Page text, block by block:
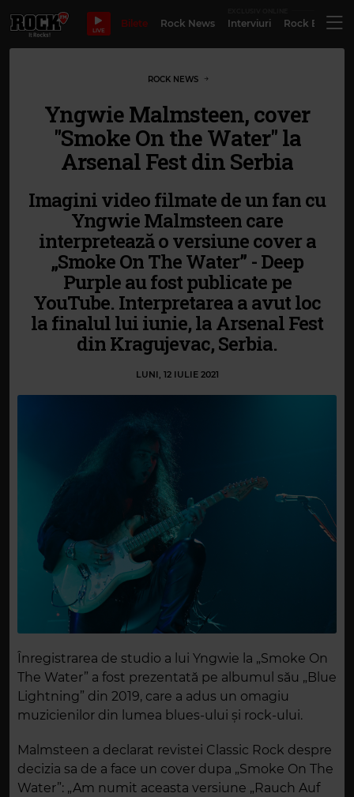
LIVE
Bilete Rock News Interviuri Rock
ROCK NEWS
Yngwie Malmsteen, cover
"Smoke On the Water" la
Arsenal Fest din Serbia
Imagini video filmate de un fan cu
Yngwie Malmsteen care
interpretează o versiune cover a
„Smoke On The Water” - Deep
Purple au fost publicate pe
YouTube. Interpretarea a avut loc
la finalul lui iunie, la Arsenal Fest
din Kragujevac, Serbia.
LUNI, 12 IULIE 2021
Înregistrarea de studio a lui Yngwie la „Smoke On
The Water” a fost prezentată pe albumul său „Blue
Lightning” din 2019, care a adus un omagiu
muzicienilor din lumea blues-ului și rock-ului.
Malmsteen a declarat revistei Classic Rock despre
decizia sa de a face un cover dupa „Smoke On The
Water”: „Am numit aceasta versiune „Rauch Auf